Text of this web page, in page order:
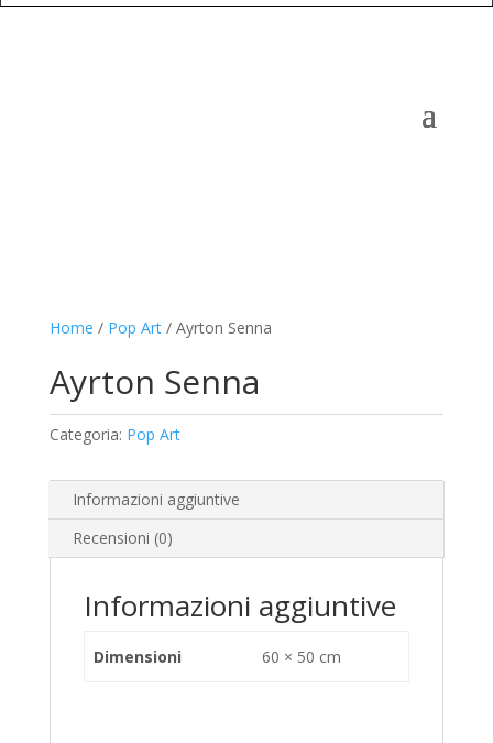
Home / Pop Art/ Ayrton Senna
Ayrton Senna
Categoria: Pop Art
Informazioni aggiuntive
Recensioni (0)
Informazioni aggiuntive
Dimensioni 60 × 50 cm